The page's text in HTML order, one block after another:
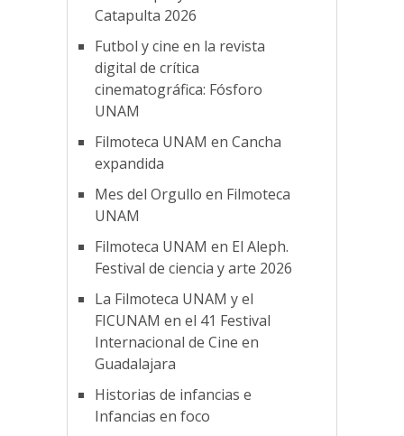
Catapulta 2026
Futbol y cine en la revista
digital de crítica
cinematográfica: Fósforo
UNAM
Filmoteca UNAM en Cancha
expandida
Mes del Orgullo en Filmoteca
UNAM
Filmoteca UNAM en El Aleph.
Festival de ciencia y arte 2026
La Filmoteca UNAM y el
FICUNAM en el 41 Festival
Internacional de Cine en
Guadalajara
Historias de infancias e
Infancias en foco